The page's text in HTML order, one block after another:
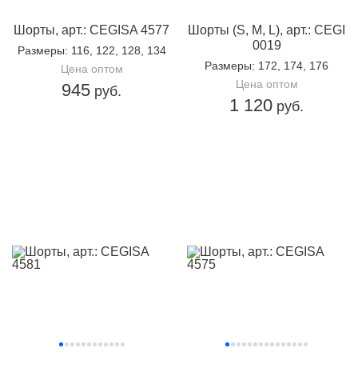
Шорты, арт.: CEGISA 4577
Размеры: 116, 122, 128, 134
Цена оптом
945 руб.
Шорты (S, M, L), арт.: CEGI
0019
Размеры: 172, 174, 176
Цена оптом
1 120 руб.